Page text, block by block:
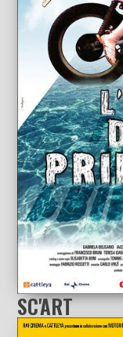
SC'ART